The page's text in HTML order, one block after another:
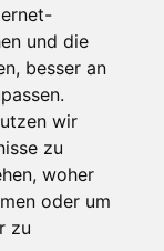
und die
besser an
wir
zu
woher
oder um
zu
Mehr lesen